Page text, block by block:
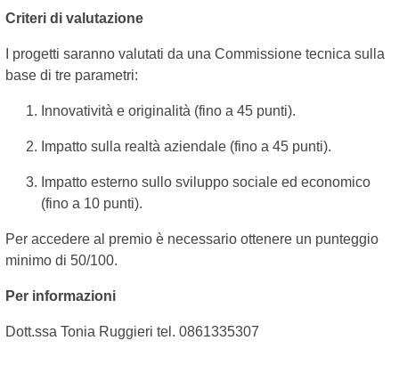
Criteri di valutazione
I progetti saranno valutati da una Commissione tecnica sulla
base di tre parametri:
Innovatività e originalità (fino a 45 punti).
Impatto sulla realtà aziendale (fino a 45 punti).
Impatto esterno sullo sviluppo sociale ed economico
(fino a 10 punti).
Per accedere al premio è necessario ottenere un punteggio
minimo di 50/100.
Per informazioni
Dott.ssa Tonia Ruggieri tel. 0861335307